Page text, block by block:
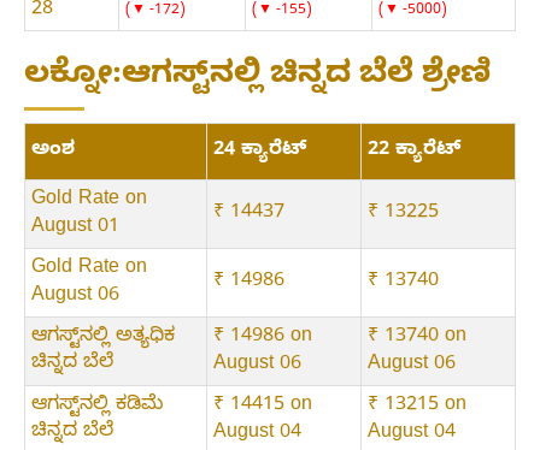
28
▼ -172 ▼ -155 ▼ -5000
ಲಕ್ನೋ:ಆಗಸ್ಟ್‌ನಲ್ಲಿ ಚಿನ್ನದ ಬೆಲೆ ಶ್ರೇಣಿ
ಅಂಶ 24 ಕ್ಯಾರೆಟ್
22 ಕ್ಯಾರೆಟ್
Gold Rate on
August 01
₹ 14437 ₹ 13225
Gold Rate on
August 06
₹ 14986 ₹ 13740
ಆಗಸ್ಟ್‌ನಲ್ಲಿ ಅತ್ಯಧಿಕ
ಚಿನ್ನದ ಬೆಲೆ
₹ 14986 on
August 06
₹ 13740 on
August 06
ಆಗಸ್ಟ್‌ನಲ್ಲಿ ಕಡಿಮೆ
ಚಿನ್ನದ ಬೆಲೆ
₹ 14415 on
August 04
₹ 13215 on
August 04